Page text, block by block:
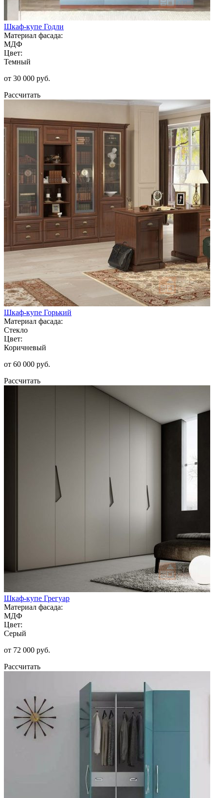
Шкаф-купе Годли
Материал фасада:
МДФ
Цвет:
Темный
от 30 000 руб.
Рассчитать
Шкаф-купе Горький
Материал фасада:
Стекло
Цвет:
Коричневый
от 60 000 руб.
Рассчитать
Шкаф-купе Грегуар
Материал фасада:
МДФ
Цвет:
Серый
от 72 000 руб.
Рассчитать